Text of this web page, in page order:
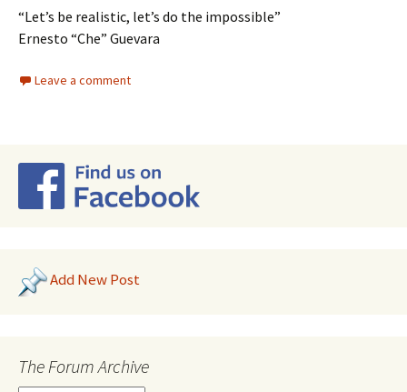
“Let’s be realistic, let’s do the impossible”
Ernesto “Che” Guevara
Leave a comment
Add New Post
The Forum Archive